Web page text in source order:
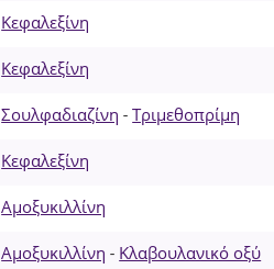
Κεφαλεξίνη
Κεφαλεξίνη
Σουλφαδιαζίνη -Τριμεθοπρίμη
Κεφαλεξίνη
Αμοξυκιλλίνη
Αμοξυκιλλίνη - Κλαβουλανικό οξύ